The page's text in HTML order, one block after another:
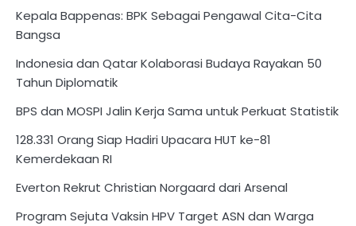
Kepala Bappenas: BPK Sebagai Pengawal Cita-Cita
Bangsa
Indonesia dan Qatar Kolaborasi Budaya Rayakan 50
Tahun Diplomatik
BPS dan MOSPI Jalin Kerja Sama untuk Perkuat Statistik
128.331 Orang Siap Hadiri Upacara HUT ke-81
Kemerdekaan RI
Everton Rekrut Christian Norgaard dari Arsenal
Program Sejuta Vaksin HPV Target ASN dan Warga